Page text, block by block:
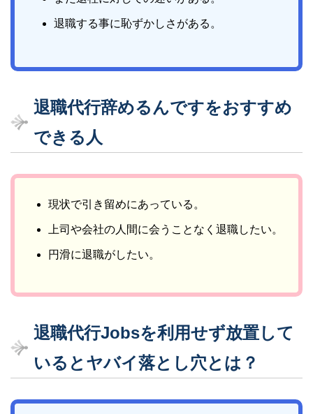
退職する事に恥ずかしさがある。
退職代行辞めるんですをおすすめ
できる人
現状で引き留めにあっている。
上司や会社の人間に会うことなく退職したい。
円滑に退職がしたい。
退職代行Jobsを利用せず放置して
いるとヤバイ落とし穴とは？